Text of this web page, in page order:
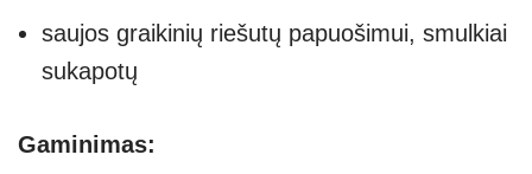
saujos graikinių riešutų papuošimui, smulkiai
sukapotų
Gaminimas: